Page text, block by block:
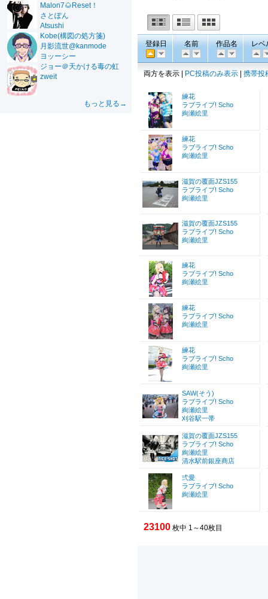
Malon7🌰Reset！
さとぽん
Atsushi
Kobe(構図の処方箋)
月影流世@kanmode
ヨッーシー
ジョー＠天かける毒の虹
zweit
もっと見る→
登録日 名前 作品名 レベ
両方を表示 | PC投稿のみ表示 携帯投
練花
ラブライブ! Scho
絢瀬絵里
練花
ラブライブ! Scho
絢瀬絵里
滋賀の覆面JZS155
ラブライブ! Scho
絢瀬絵里
滋賀の覆面JZS155
ラブライブ! Scho
絢瀬絵里
練花
ラブライブ! Scho
絢瀬絵里
練花
ラブライブ! Scho
絢瀬絵里
練花
ラブライブ! Scho
絢瀬絵里
SAW(そう)
ラブライブ! Scho
絢瀬絵里
刈谷駅一帯
滋賀の覆面JZS155
ラブライブ! Scho
絢瀬絵里
清水駅前銀座商店
弍愛
ラブライブ! Scho
絢瀬絵里
23100 枚中 1～40枚目